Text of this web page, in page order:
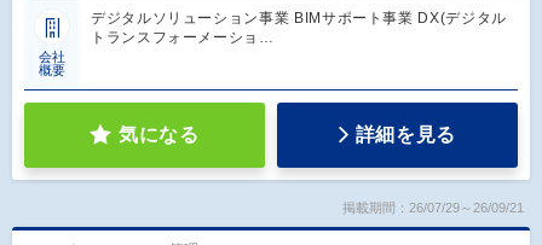
会社
概要
デジタルソリューション事業 BIMサポート事業 DX(デジタル
トランスフォーメーショ…
気になる 詳細を見る
掲載期間：26/07/29～26/09/21